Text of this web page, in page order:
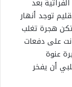
بعد
توجد أنهار
تكن هجرة تغلب
على دفعات
عنوة
أن يفخر